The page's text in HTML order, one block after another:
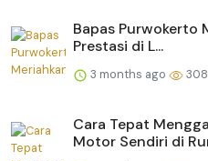
Bapas Purwokerto
Prestasi di L...
3 months ago 308
Cara Tepat
Motor Sendiri di